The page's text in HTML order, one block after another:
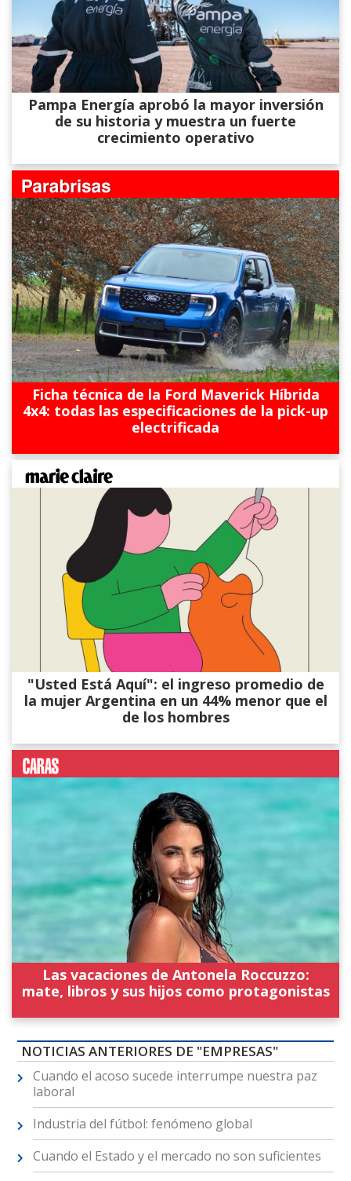
Pampa Energía aprobó la mayor inversión
de su historia y muestra un fuerte
crecimiento operativo
Ficha técnica de la Ford Maverick Híbrida
4x4: todas las especificaciones de la pick-up
electrificada
"Usted Está Aquí": el ingreso promedio de
la mujer Argentina en un 44% menor que el
de los hombres
Las vacaciones de Antonela Roccuzzo:
mate, libros y sus hijos como protagonistas
NOTICIAS ANTERIORES DE "EMPRESAS"
Cuando el acoso sucede interrumpe nuestra paz
laboral
Industria del fútbol: fenómeno global
Cuando el Estado y el mercado no son suficientes